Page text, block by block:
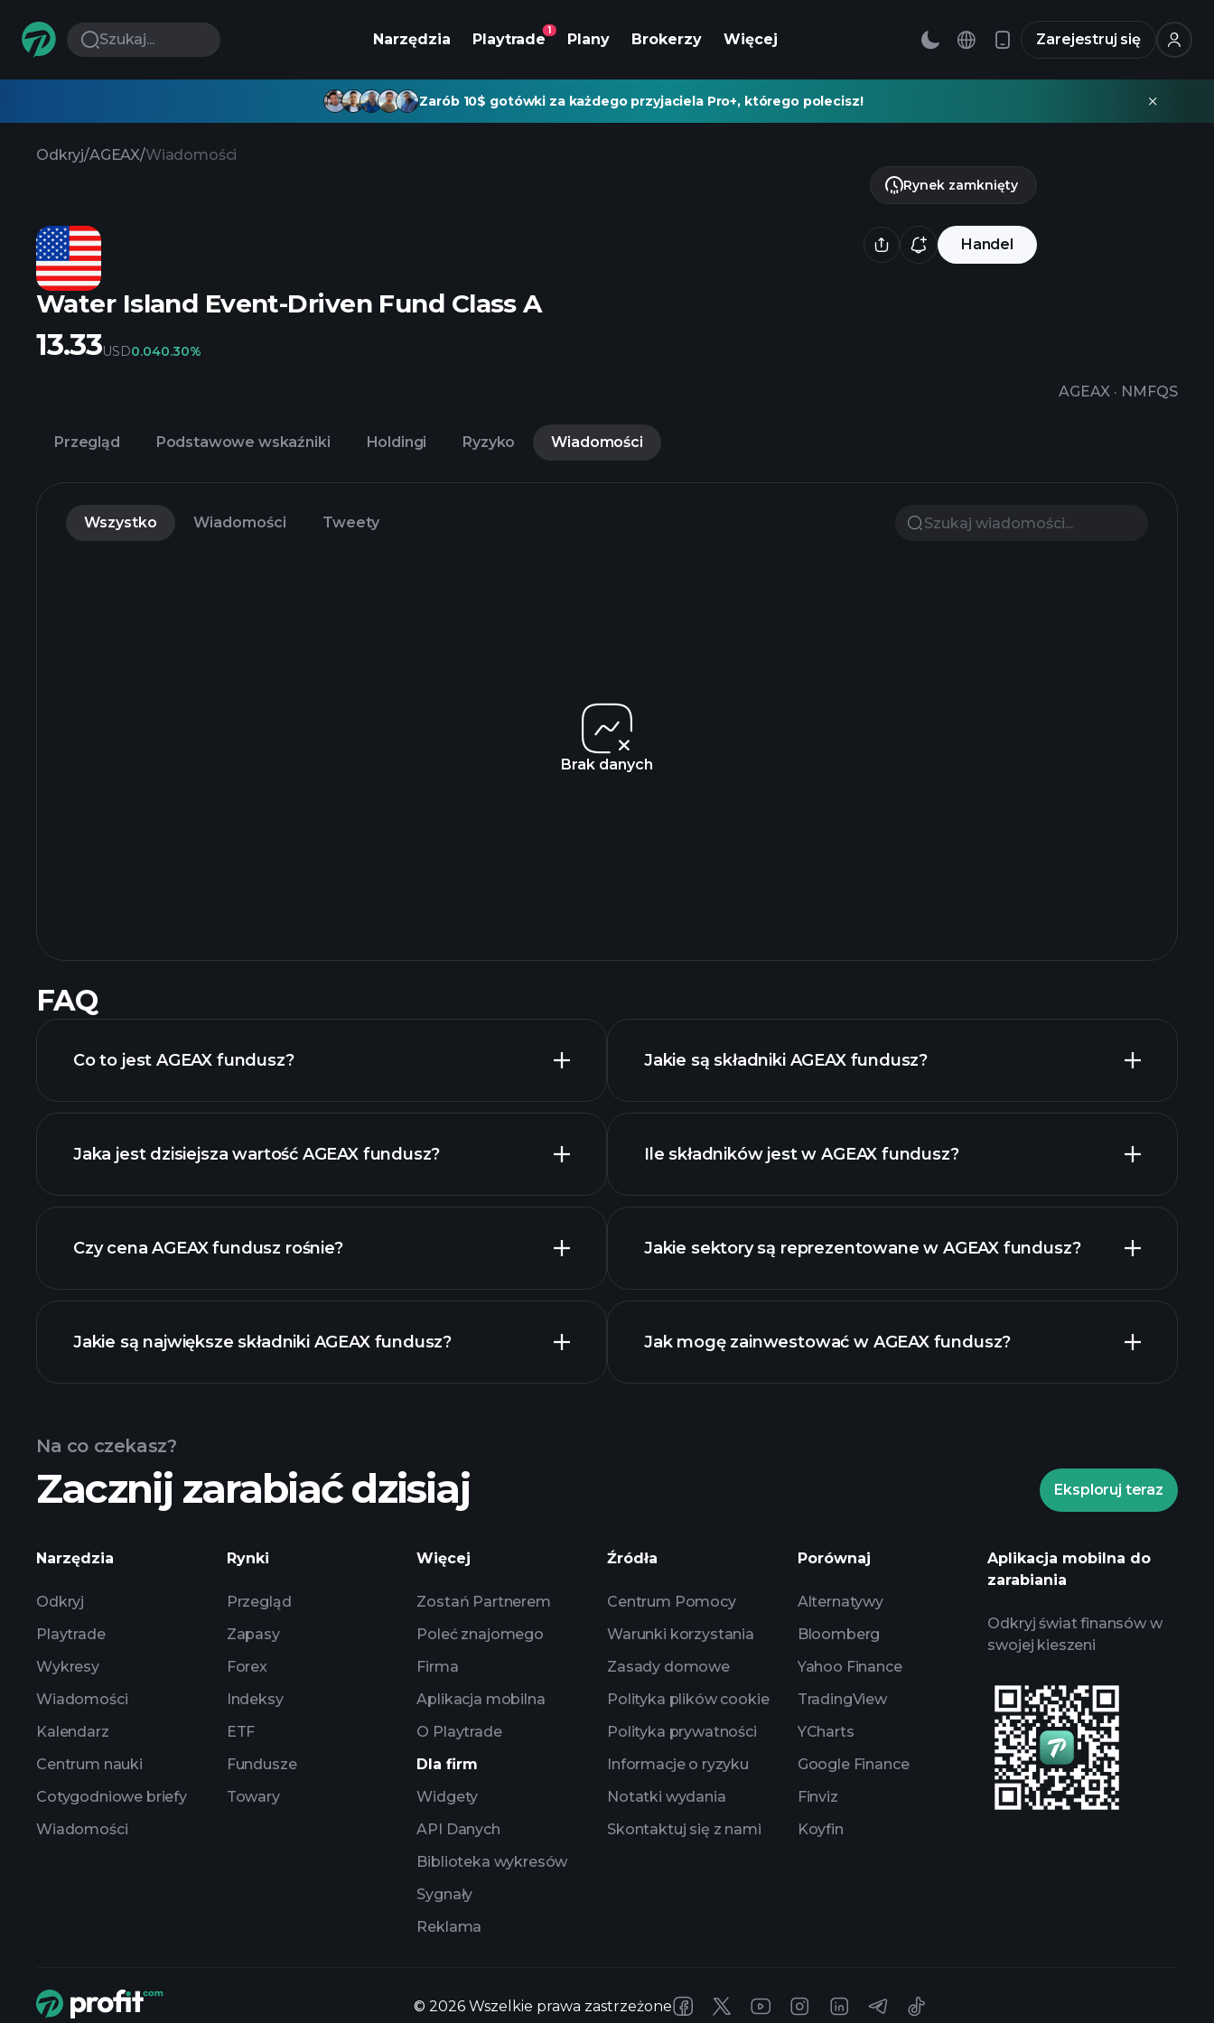
Szukaj... Narzędzia Playtrade
1
Plany Brokerzy Więcej Zarejestruj się
Zarób 10$ gotówki za każdego przyjaciela Pro+, którego polecisz!
Odkryj/AGEAX/Wiadomości
Handel
Water Island Event-Driven Fund Class A
AGEAX · NMFQS
Rynek zamknięty
13.33USD0.040.30%
Przegląd Podstawowe wskaźniki Holdingi Ryzyko Wiadomości
Wszystko Wiadomości Tweety
Brak danych
FAQ
Co to jest AGEAX fundusz?
Jaka jest dzisiejsza wartość AGEAX fundusz?
Czy cena AGEAX fundusz rośnie?
AGEAX fundusz chart
Jakie są największe składniki AGEAX fundusz?
holdings
Jakie są składniki AGEAX fundusz?
holdings
Ile składników jest w AGEAX fundusz?
Jakie sektory są reprezentowane w AGEAX fundusz?
Jak mogę zainwestować w AGEAX fundusz?
Na co czekasz?
Zacznij zarabiać dzisiaj Eksploruj teraz
Narzędzia
Odkryj
Playtrade
Wykresy
Wiadomości
Kalendarz
Centrum nauki
Cotygodniowe briefy
Wiadomości
Rynki
Przegląd
Zapasy
Forex
Indeksy
ETF
Fundusze
Towary
Więcej
Zostań Partnerem
Poleć znajomego
Firma
Aplikacja mobilna
O Playtrade
Dla firm
Widgety
API Danych
Biblioteka wykresów
Sygnały
Reklama
Źródła
Centrum Pomocy
Warunki korzystania
Zasady domowe
Polityka plików cookie
Polityka prywatności
Informacje o ryzyku
Notatki wydania
Skontaktuj się z nami
Porównaj
Alternatywy
Bloomberg
Yahoo Finance
TradingView
YCharts
Google Finance
Finviz
Koyfin
Aplikacja mobilna do
zarabiania
Odkryj świat finansów w
swojej kieszeni
© 2026 Wszelkie prawa zastrzeżone